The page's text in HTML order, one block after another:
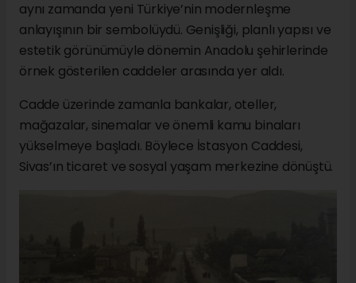
aynı zamanda yeni Türkiye’nin modernleşme
anlayışının bir sembolüydü. Genişliği, planlı yapısı ve
estetik görünümüyle dönemin Anadolu şehirlerinde
örnek gösterilen caddeler arasında yer aldı.
Cadde üzerinde zamanla bankalar, oteller,
mağazalar, sinemalar ve önemli kamu binaları
yükselmeye başladı. Böylece İstasyon Caddesi,
Sivas’ın ticaret ve sosyal yaşam merkezine dönüştü.